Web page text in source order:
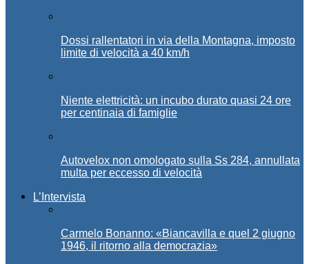
Dossi rallentatori in via della Montagna, imposto
limite di velocità a 40 km/h
Niente elettricità: un incubo durato quasi 24 ore
per centinaia di famiglie
Autovelox non omologato sulla Ss 284, annullata
multa per eccesso di velocità
L’Intervista
Carmelo Bonanno: «Biancavilla e quel 2 giugno
1946, il ritorno alla democrazia»